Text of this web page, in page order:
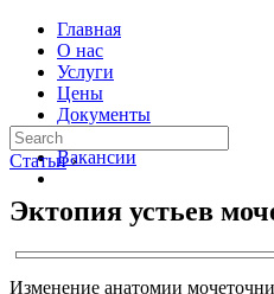
Главная
О нас
Услуги
Цены
Документы
Контакты
Вакансии
Статьи ›
Эктопия устьев
Изменение анатомии